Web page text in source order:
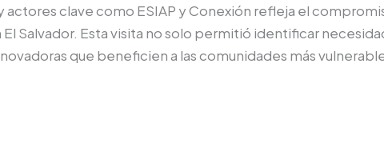
actores clave como ESIAP y Conexión refleja el
Salvador. Esta visita no solo permitió identificar
que beneficien a las comunidades más